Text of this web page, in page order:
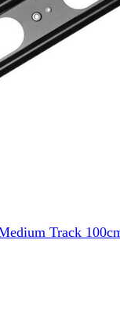
Track